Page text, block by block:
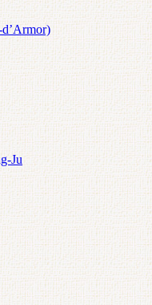
d’Armor)
Ju